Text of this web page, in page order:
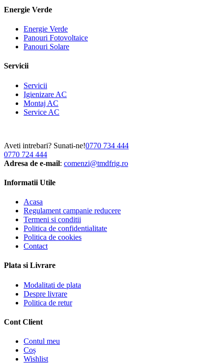
Energie Verde
Energie Verde
Panouri Fotovoltaice
Panouri Solare
Servicii
Servicii
Igienizare AC
Montaj AC
Service AC
Aveti intrebari? Sunati-ne!0770 734 444
0770 724 444
Adresa de e-mail: comenzi@tmdfrig.ro
Informatii Utile
Acasa
Regulament campanie reducere
Termeni si conditii
Politica de confidentialitate
Politica de cookies
Contact
Plata si Livrare
Modalitati de plata
Despre livrare
Politica de retur
Cont Client
Contul meu
Coș
Wishlist